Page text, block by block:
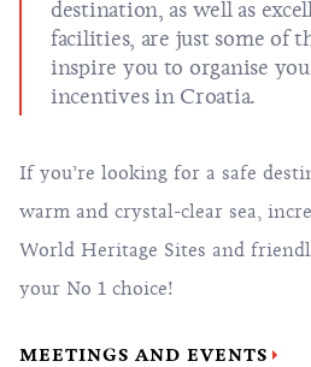
destination, as well as
facilities, are just some of
inspire you to organise
incentives in Croatia.
If you’re looking for a safe
warm and crystal-clear sea,
World Heritage Sites and
your No 1 choice!
MEETINGS AND EVENTS